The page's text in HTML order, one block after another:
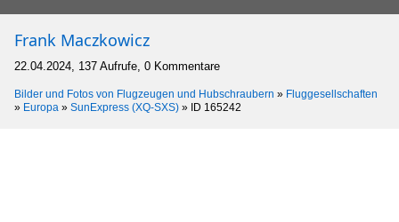
Frank Maczkowicz
22.04.2024, 137 Aufrufe, 0 Kommentare
Bilder und Fotos von Flugzeugen und Hubschraubern » Fluggesellschaften
» Europa » SunExpress (XQ-SXS) » ID 165242